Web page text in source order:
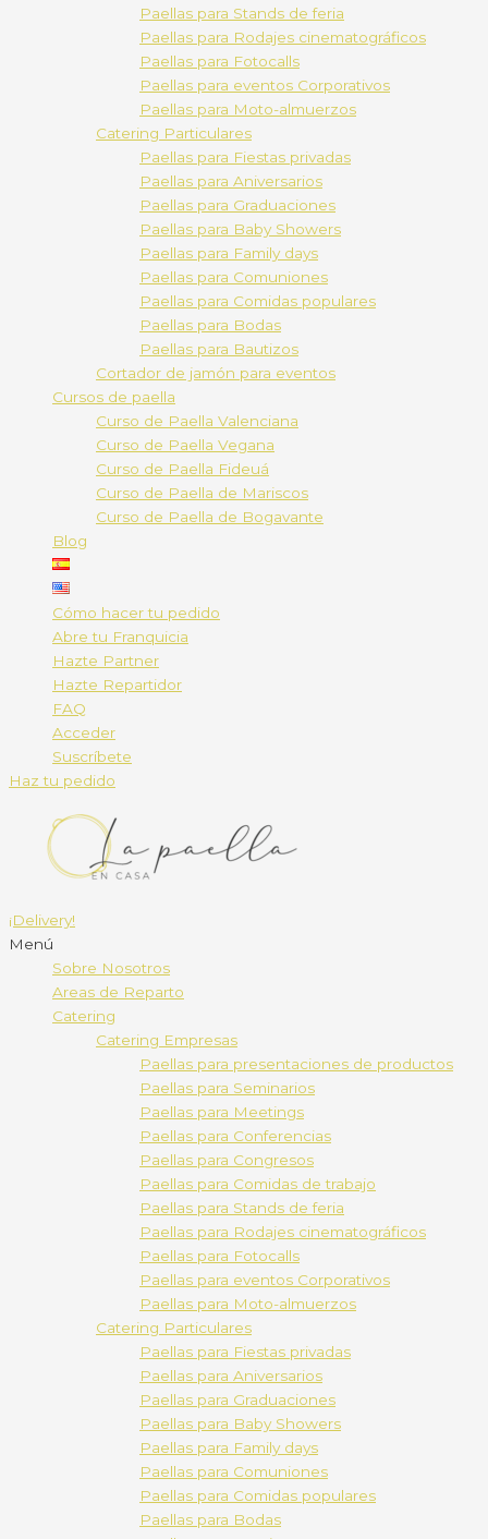
Paellas para Stands de feria
Paellas para Rodajes cinematográficos
Paellas para Fotocalls
Paellas para eventos Corporativos
Paellas para Moto-almuerzos
Catering Particulares
Paellas para Fiestas privadas
Paellas para Aniversarios
Paellas para Graduaciones
Paellas para Baby Showers
Paellas para Family days
Paellas para Comuniones
Paellas para Comidas populares
Paellas para Bodas
Paellas para Bautizos
Cortador de jamón para eventos
Cursos de paella
Curso de Paella Valenciana
Curso de Paella Vegana
Curso de Paella Fideuá
Curso de Paella de Mariscos
Curso de Paella de Bogavante
Blog
Cómo hacer tu pedido
Abre tu Franquicia
Hazte Partner
Hazte Repartidor
FAQ
Acceder
Suscríbete
Haz tu pedido
¡Delivery!
Menú
Sobre Nosotros
Areas de Reparto
Catering
Catering Empresas
Paellas para presentaciones de productos
Paellas para Seminarios
Paellas para Meetings
Paellas para Conferencias
Paellas para Congresos
Paellas para Comidas de trabajo
Paellas para Stands de feria
Paellas para Rodajes cinematográficos
Paellas para Fotocalls
Paellas para eventos Corporativos
Paellas para Moto-almuerzos
Catering Particulares
Paellas para Fiestas privadas
Paellas para Aniversarios
Paellas para Graduaciones
Paellas para Baby Showers
Paellas para Family days
Paellas para Comuniones
Paellas para Comidas populares
Paellas para Bodas